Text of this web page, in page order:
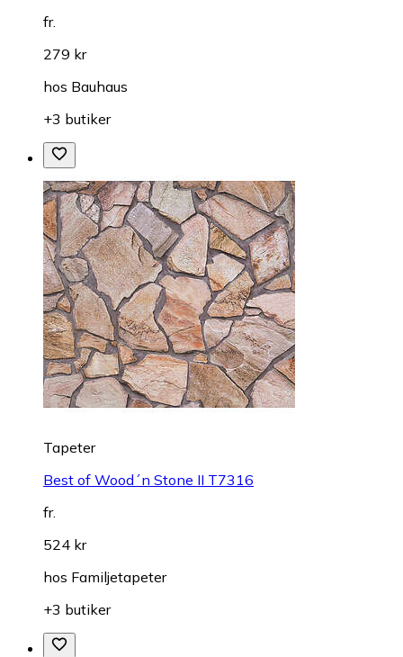
fr.
279 kr
hos Bauhaus
+3 butiker
Tapeter
Best of Wood´n Stone II T7316
fr.
524 kr
hos Familjetapeter
+3 butiker